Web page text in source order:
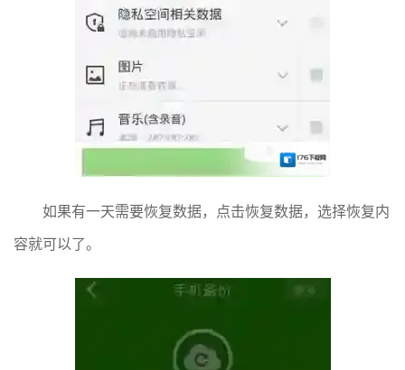
如果有一天需要恢复数据，点击恢复数据，选择恢复内
容就可以了。